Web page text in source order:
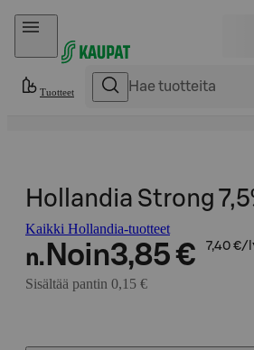
Hyppää sisältöön
Tuotteet
Hollandia Strong
Kaikki Hollandia-tuotteet
n. Noin3,85 € 7,40 €/l
Sisältää pantin 0,15 €